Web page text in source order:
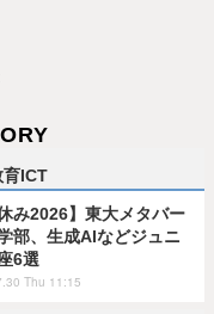
育ICT
休み2026】東大メタバー
部、生成AIなどジュニ
6選
Thu 11:15